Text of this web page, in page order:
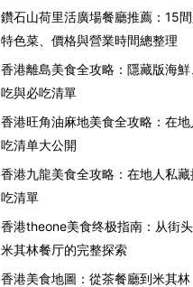
鑽石山荷里活廣場餐廳推薦：15間
特色菜、價格與營業時間總整理
香港離島美食全攻略：隱藏版海
吃與必吃清單
香港旺角油麻地美食全攻略：在
吃清单大公開
香港九龍美食全攻略：在地人私
吃清單
香港theone美食终极指南：从街
米其林餐厅的完整探索
香港美食地圖：從茶餐廳到米其